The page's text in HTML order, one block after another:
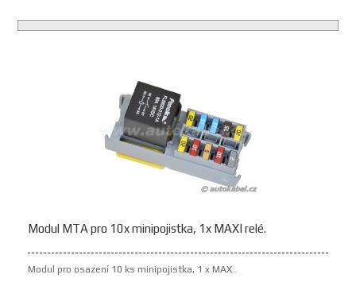
Modul MTA pro 10x minipojistka, 1x MAXI relé.
Modul pro osazení 10 ks minipojistka, 1 x MAX..